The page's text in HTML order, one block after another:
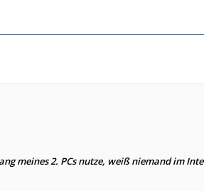
meines 2. PCs nutze, weiß niemand im